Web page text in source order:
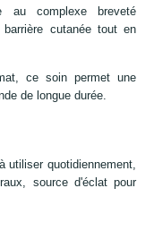
au complexe breveté
cutanée tout en
ce soin permet une
de longue durée.
utiliser quotidiennement,
source d'éclat pour